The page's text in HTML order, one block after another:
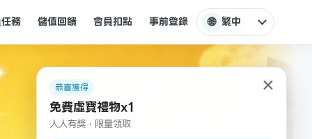
務 儲值回饋 會員扣點 事前登錄 🌐 繁中
×
恭喜獲得
免費虛寶禮物x1
人人有獎，限量領取